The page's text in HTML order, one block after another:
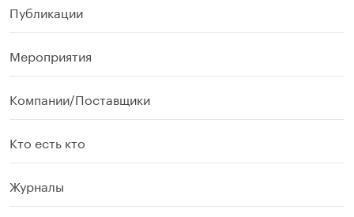
Публикации
Мероприятия
Компании/Поставщики
Кто есть кто
Журналы